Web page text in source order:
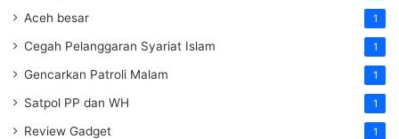
Aceh besar 1
Cegah Pelanggaran Syariat Islam 1
Gencarkan Patroli Malam 1
Satpol PP dan WH 1
Review Gadget 1